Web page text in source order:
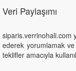
Veri Paylaşımı
siparis.verrinohali.com
ederek yorumlamak ve
teklifler amacıyla